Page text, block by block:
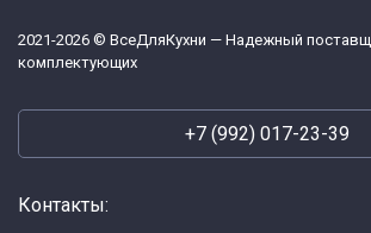
2021-2026 © ВсеДляКухни — Надежный
комплектующих
+7 (992) 017-23-39
Контакты: